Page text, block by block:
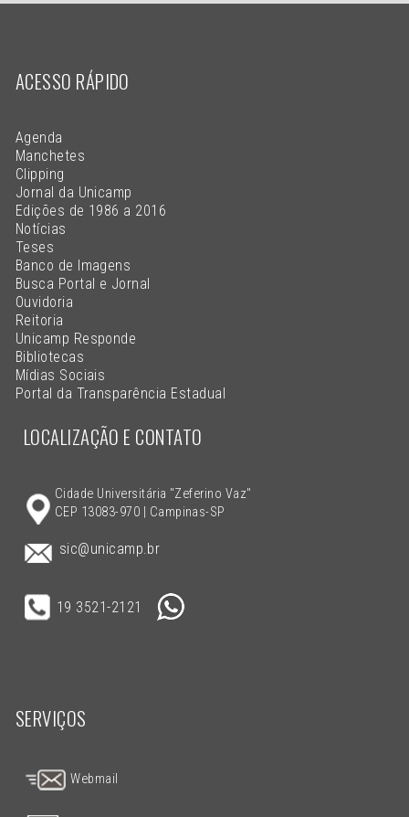
ACESSO RÁPIDO
Agenda
Manchetes
Clipping
Jornal da Unicamp
Edições de 1986 a 2016
Notícias
Teses
Banco de Imagens
Busca Portal e Jornal
Ouvidoria
Reitoria
Unicamp Responde
Bibliotecas
Mídias Sociais
Portal da Transparência Estadual
LOCALIZAÇÃO E CONTATO
Cidade Universitária "Zeferino Vaz"
CEP 13083-970 | Campinas-SP
sic@unicamp.br
19 3521-2121
SERVIÇOS
Webmail